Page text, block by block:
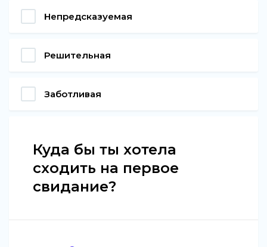
Непредсказуемая
Решительная
Заботливая
Куда бы ты хотела
сходить на первое
свидание?